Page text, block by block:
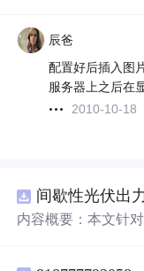
辰爸
配置好后插入图
服务器上之后在
2010-10-18
内容概要：本文针